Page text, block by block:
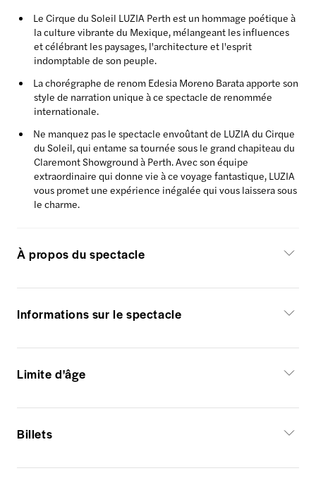
Le Cirque du Soleil LUZIA Perth est un hommage poétique à
la culture vibrante du Mexique, mélangeant les influences
et célébrant les paysages, l'architecture et l'esprit
indomptable de son peuple.
La chorégraphe de renom Edesia Moreno Barata apporte son
style de narration unique à ce spectacle de renommée
internationale.
Ne manquez pas le spectacle envoûtant de LUZIA du Cirque
du Soleil, qui entame sa tournée sous le grand chapiteau du
Claremont Showground à Perth. Avec son équipe
extraordinaire qui donne vie à ce voyage fantastique, LUZIA
vous promet une expérience inégalée qui vous laissera sous
le charme.
À propos du spectacle
Informations sur le spectacle
Limite d'âge
Billets